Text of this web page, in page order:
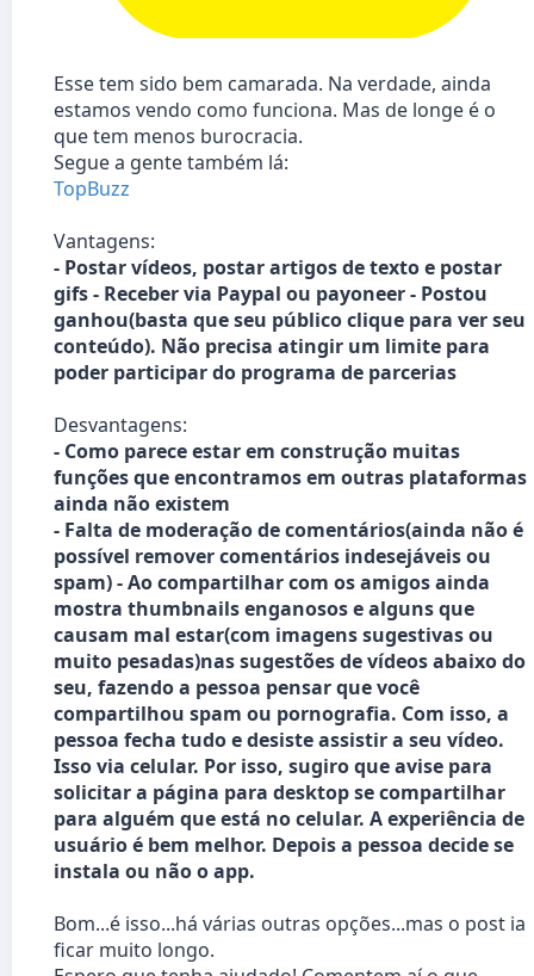
Esse tem sido bem camarada. Na verdade, ainda
estamos vendo como funciona. Mas de longe é o
que tem menos burocracia.
Segue a gente também lá:
TopBuzz
Vantagens:
- Postar vídeos, postar artigos de texto e postar
gifs - Receber via Paypal ou payoneer - Postou
ganhou(basta que seu público clique para ver seu
conteúdo). Não precisa atingir um limite para
poder participar do programa de parcerias
Desvantagens:
- Como parece estar em construção muitas
funções que encontramos em outras plataformas
ainda não existem
- Falta de moderação de comentários(ainda não é
possível remover comentários indesejáveis ou
spam) - Ao compartilhar com os amigos ainda
mostra thumbnails enganosos e alguns que
causam mal estar(com imagens sugestivas ou
muito pesadas)nas sugestões de vídeos abaixo do
seu, fazendo a pessoa pensar que você
compartilhou spam ou pornografia. Com isso, a
pessoa fecha tudo e desiste assistir a seu vídeo.
Isso via celular. Por isso, sugiro que avise para
solicitar a página para desktop se compartilhar
para alguém que está no celular. A experiência de
usuário é bem melhor. Depois a pessoa decide se
instala ou não o app.
Bom...é isso...há várias outras opções...mas o post ia
ficar muito longo.